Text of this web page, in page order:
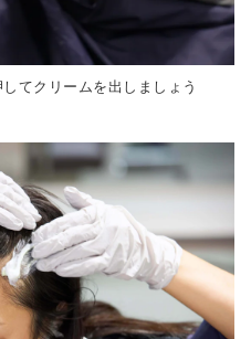
てクリームを出しましょう